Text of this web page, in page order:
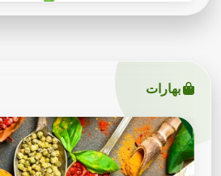
بهارات